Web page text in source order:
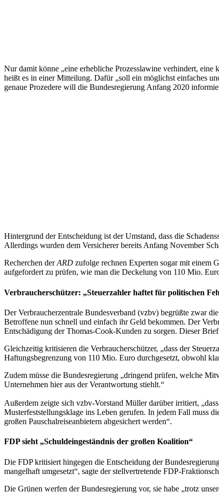
Nur damit könne „eine erhebliche Prozesslawine verhindert,
heißt es in einer Mitteilung. Dafür „soll ein möglichst einfaches
genaue Prozedere will die Bundesregierung Anfang 2020
Hintergrund der Entscheidung ist der Umstand, dass die
Allerdings wurden dem Versicherer bereits Anfang November
Recherchen derARD zufolge rechnen Experten sogar mit einem
aufgefordert zu prüfen, wie man die Deckelung von 110 Mio.
Verbraucherschützer: „Steuerzahler haftet für politischen
Der Verbraucherzentrale Bundesverband (vzbv) begrüßte zwar
Betroffene nun schnell und einfach ihr Geld bekommen. Der
Entschädigung der Thomas-Cook-Kunden zu sorgen. Dieser
Gleichzeitig kritisieren die Verbraucherschützer, „dass der
Haftungsbegrenzung von 110 Mio. Euro durchgesetzt, obwohl
Zudem müsse die Bundesregierung „dringend prüfen, welche
Unternehmen hier aus der Verantwortung stiehlt.“
Außerdem zeigte sich vzbv-Vorstand Müller darüber irritiert,
Musterfeststellungsklage ins Leben gerufen. In jedem Fall muss
großen Pauschalreiseanbietern abgesichert werden“.
FDP sieht „Schuldeingeständnis der großen Koalition“
Die FDP kritisiert hingegen die Entscheidung der
mangelhaft umgesetzt“, sagte der stellvertretende FDP-
Die Grünen werfen der Bundesregierung vor, sie habe „trotz